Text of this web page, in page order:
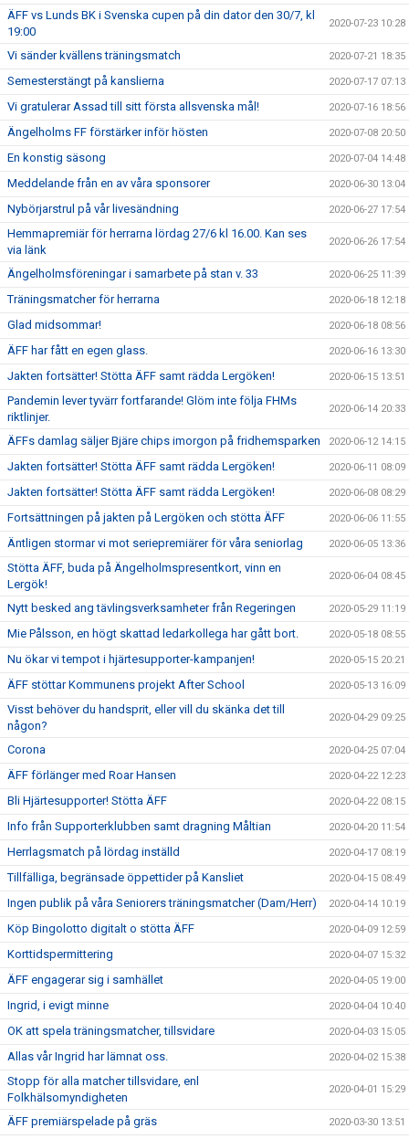
ÄFF vs Lunds BK i Svenska cupen på din dator den 30/7, kl
19:00
2020-07-23 10:28
Vi sänder kvällens träningsmatch 2020-07-21 18:35
Semesterstängt på kanslierna 2020-07-17 07:13
Vi gratulerar Assad till sitt första allsvenska mål! 2020-07-16 18:56
Ängelholms FF förstärker inför hösten 2020-07-08 20:50
En konstig säsong 2020-07-04 14:48
Meddelande från en av våra sponsorer 2020-06-30 13:04
Nybörjarstrul på vår livesändning 2020-06-27 17:54
Hemmapremiär för herrarna lördag 27/6 kl 16.00. Kan ses
via länk
2020-06-26 17:54
Ängelholmsföreningar i samarbete på stan v. 33 2020-06-25 11:39
Träningsmatcher för herrarna 2020-06-18 12:18
Glad midsommar! 2020-06-18 08:56
ÄFF har fått en egen glass. 2020-06-16 13:30
Jakten fortsätter! Stötta ÄFF samt rädda Lergöken! 2020-06-15 13:51
Pandemin lever tyvärr fortfarande! Glöm inte följa FHMs
riktlinjer.
2020-06-14 20:33
ÄFFs damlag säljer Bjäre chips imorgon på fridhemsparken 2020-06-12 14:15
Jakten fortsätter! Stötta ÄFF samt rädda Lergöken! 2020-06-11 08:09
Jakten fortsätter! Stötta ÄFF samt rädda Lergöken! 2020-06-08 08:29
Fortsättningen på jakten på Lergöken och stötta ÄFF 2020-06-06 11:55
Äntligen stormar vi mot seriepremiärer för våra seniorlag 2020-06-05 13:36
Stötta ÄFF, buda på Ängelholmspresentkort, vinn en
Lergök!
2020-06-04 08:45
Nytt besked ang tävlingsverksamheter från Regeringen 2020-05-29 11:19
Mie Pålsson, en högt skattad ledarkollega har gått bort. 2020-05-18 08:55
Nu ökar vi tempot i hjärtesupporter-kampanjen! 2020-05-15 20:21
ÄFF stöttar Kommunens projekt After School 2020-05-13 16:09
Visst behöver du handsprit, eller vill du skänka det till
någon?
2020-04-29 09:25
Corona 2020-04-25 07:04
ÄFF förlänger med Roar Hansen 2020-04-22 12:23
Bli Hjärtesupporter! Stötta ÄFF 2020-04-22 08:15
Info från Supporterklubben samt dragning Måltian 2020-04-20 11:54
Herrlagsmatch på lördag inställd 2020-04-17 08:19
Tillfälliga, begränsade öppettider på Kansliet 2020-04-15 08:49
Ingen publik på våra Seniorers träningsmatcher (Dam/Herr) 2020-04-14 10:19
Köp Bingolotto digitalt o stötta ÄFF 2020-04-09 12:59
Korttidspermittering 2020-04-07 15:32
ÄFF engagerar sig i samhället 2020-04-05 19:00
Ingrid, i evigt minne 2020-04-04 10:40
OK att spela träningsmatcher, tillsvidare 2020-04-03 15:05
Allas vår Ingrid har lämnat oss. 2020-04-02 15:38
Stopp för alla matcher tillsvidare, enl
Folkhälsomyndigheten
2020-04-01 15:29
ÄFF premiärspelade på gräs 2020-03-30 13:51